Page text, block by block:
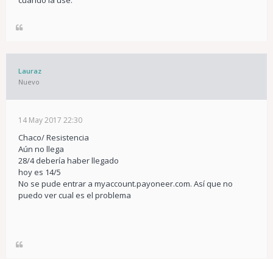
Lauraz
Nuevo
14 May 2017 22:30
Chaco/ Resistencia
Aún no llega
28/4 debería haber llegado
hoy es 14/5
No se pude entrar a myaccount.payoneer.com. Así que no
puedo ver cual es el problema